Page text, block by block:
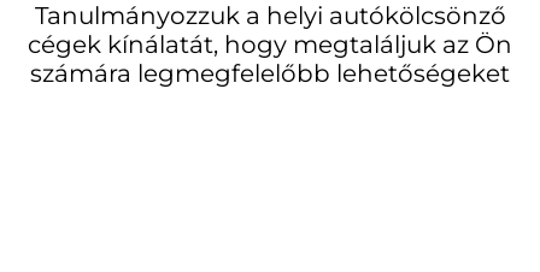
Tanulmányozzuk a helyi autókölcsönző
cégek kínálatát, hogy megtaláljuk az Ön
számára legmegfelelőbb lehetőségeket